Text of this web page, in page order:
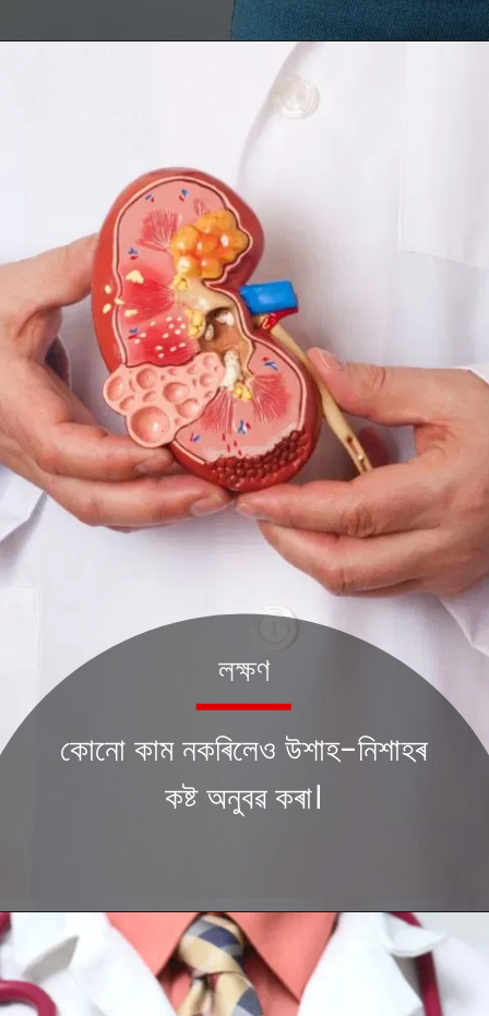
কোনো কাম নকৰিলেও উশাহ-নিশাহৰ
কষ্ট অনুবৱ কৰা।
লক্ষণ